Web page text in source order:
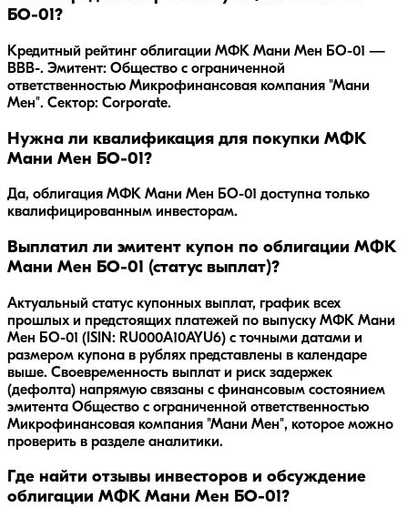
БО-01?
Кредитный рейтинг облигации МФК Мани Мен БО-01 —
BBB-. Эмитент: Общество с ограниченной
ответственностью Микрофинансовая компания "Мани
Мен". Сектор: Corporate.
Нужна ли квалификация для покупки МФК
Мани Мен БО-01?
Да, облигация МФК Мани Мен БО-01 доступна только
квалифицированным инвесторам.
Выплатил ли эмитент купон по облигации МФК
Мани Мен БО-01 (статус выплат)?
Актуальный статус купонных выплат, график всех
прошлых и предстоящих платежей по выпуску МФК Мани
Мен БО-01 (ISIN: RU000A10AYU6) с точными датами и
размером купона в рублях представлены в календаре
выше. Своевременность выплат и риск задержек
(дефолта) напрямую связаны с финансовым состоянием
эмитента Общество с ограниченной ответственностью
Микрофинансовая компания "Мани Мен", которое можно
проверить в разделе аналитики.
Где найти отзывы инвесторов и обсуждение
облигации МФК Мани Мен БО-01?